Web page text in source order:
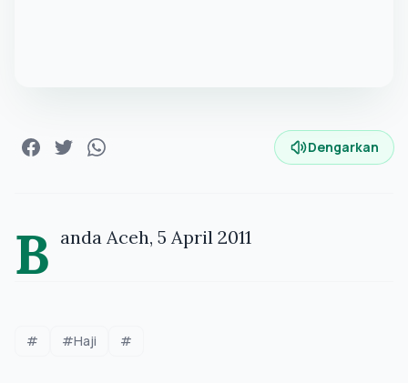
Dengarkan
B anda Aceh, 5 April 2011
# #Haji #